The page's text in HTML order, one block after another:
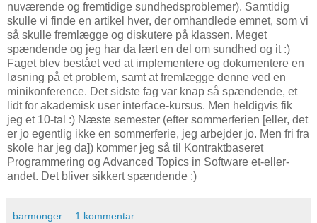
nuværende og fremtidige sundhedsproblemer). Samtidig
skulle vi finde en artikel hver, der omhandlede emnet, som vi
så skulle fremlægge og diskutere på klassen. Meget
spændende og jeg har da lært en del om sundhed og it :)
Faget blev bestået ved at implementere og dokumentere en
løsning på et problem, samt at fremlægge denne ved en
minikonference. Det sidste fag var knap så spændende, et
lidt for akademisk user interface-kursus. Men heldigvis fik
jeg et 10-tal :) Næste semester (efter sommerferien [eller, det
er jo egentlig ikke en sommerferie, jeg arbejder jo. Men fri fra
skole har jeg da]) kommer jeg så til Kontraktbaseret
Programmering og Advanced Topics in Software et-eller-
andet. Det bliver sikkert spændende :)
barmonger 1 kommentar: